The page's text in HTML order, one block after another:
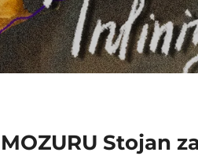
MOZURU Stojan